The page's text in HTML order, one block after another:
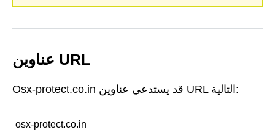
عناوين URL
Osx-protect.co.in قد يستدعي عناوين URL التالية:
osx-protect.co.in